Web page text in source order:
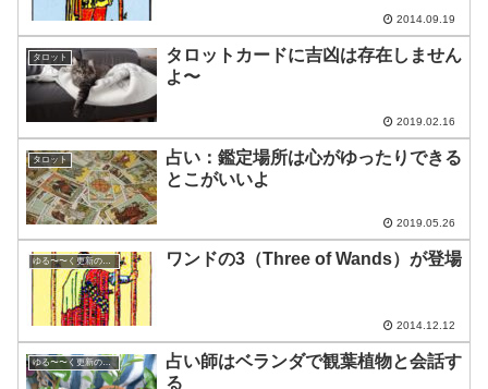
2014.09.19
タロット
タロットカードに吉凶は存在しません
よ〜
2019.02.16
タロット
占い：鑑定場所は心がゆったりできる
とこがいいよ
2019.05.26
ゆる〜〜く更新の日めくり ワンドの3（Three of Wands）が登場
2014.12.12
ゆる〜〜く更新の日めくり
占い師はベランダで観葉植物と会話す
る